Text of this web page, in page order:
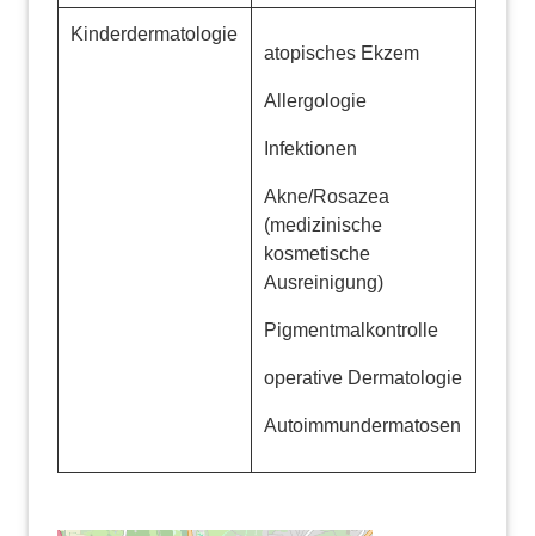
Kinderdermatologie
atopisches Ekzem
Allergologie
Infektionen
Akne/Rosazea
(medizinische
kosmetische
Ausreinigung)
Pigmentmalkontrolle
operative Dermatologie
Autoimmundermatosen